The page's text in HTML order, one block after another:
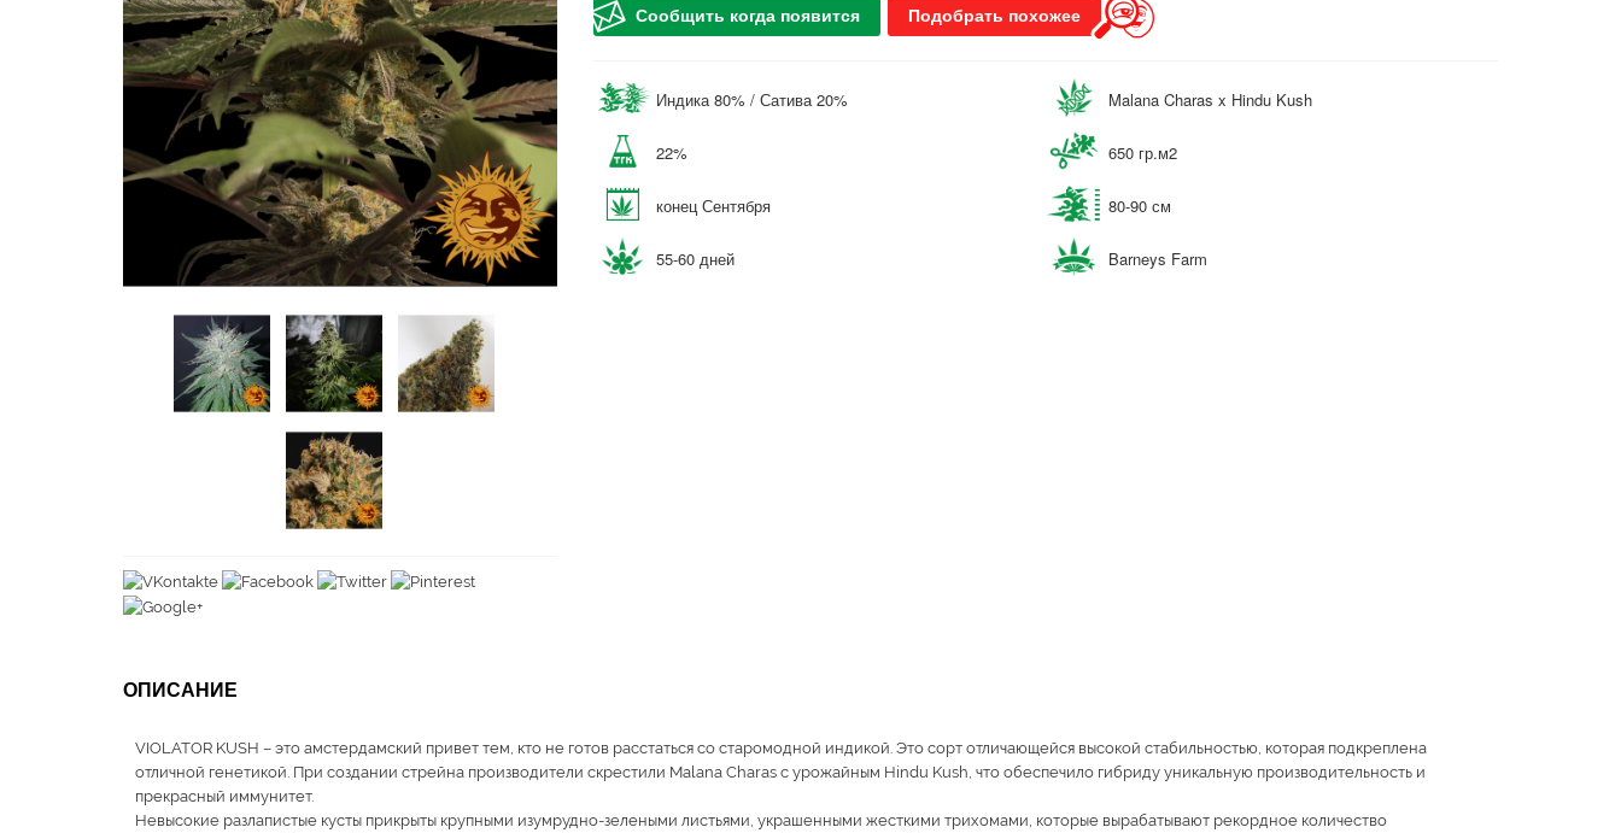
Сообщить когда появится Подобрать похожее
Индика 80% / Сатива 20% Malana Charas x Hindu Kush
22% 650 гр.м2
конец Сентября 80-90 см
55-60 дней Barneys Farm
ОПИСАНИЕ
VIOLATOR KUSH – это амстердамский привет тем, кто не готов расстаться со старомодной индикой. Это сорт отличающейся высокой стабильностью, которая подкреплена
отличной генетикой. При создании стрейна производители скрестили Malana Charas с урожайным Hindu Kush, что обеспечило гибриду уникальную производительность и
прекрасный иммунитет.
Невысокие разлапистые кусты прикрыты крупными изумрудно-зелеными листьями, украшенными жесткими трихомами, которые вырабатывают рекордное количество